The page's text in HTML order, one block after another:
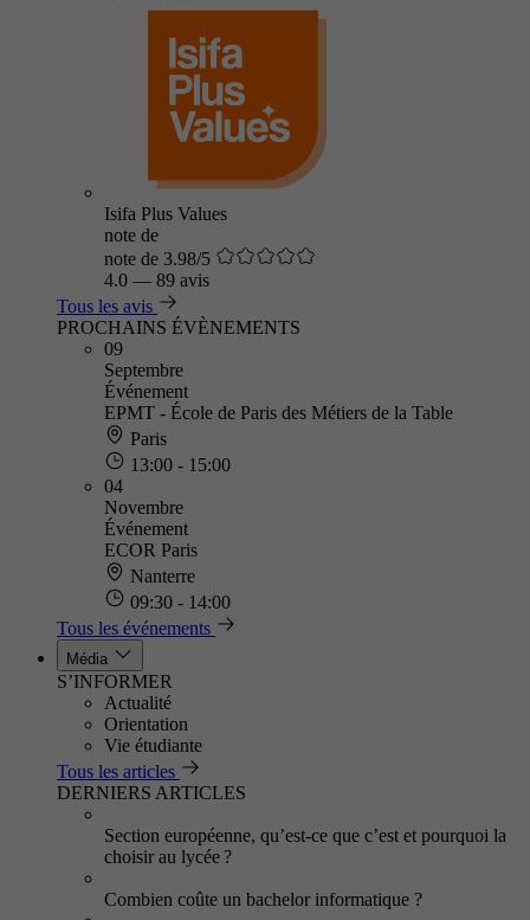
Isifa Plus Values
note de
note de 3.98/5
4.0 — 89 avis
Tous les avis
PROCHAINS ÉVÈNEMENTS
09
Septembre
Événement
EPMT - École de Paris des Métiers de la Table
Paris
13:00 - 15:00
04
Novembre
Événement
ECOR Paris
Nanterre
09:30 - 14:00
Tous les événements
Média
S’INFORMER
Actualité
Orientation
Vie étudiante
Tous les articles
DERNIERS ARTICLES
Section européenne, qu’est-ce que c’est et pourquoi la
choisir au lycée ?
Combien coûte un bachelor informatique ?